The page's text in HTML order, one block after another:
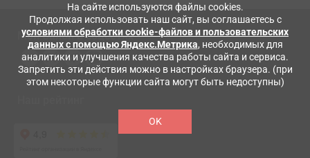
На сайте используются файлы cookies.
Продолжая использовать наш сайт, вы соглашаетесь с
условиями обработки cookie-файлов и пользовательских
данных с помощью Яндекс.Метрика, необходимых для
аналитики и улучшения качества работы сайта и сервиса.
Запретить эти действия можно в настройках браузера. (при
этом некоторые функции сайта могут быть недоступны)
OK
Мой Салон всоцсетях